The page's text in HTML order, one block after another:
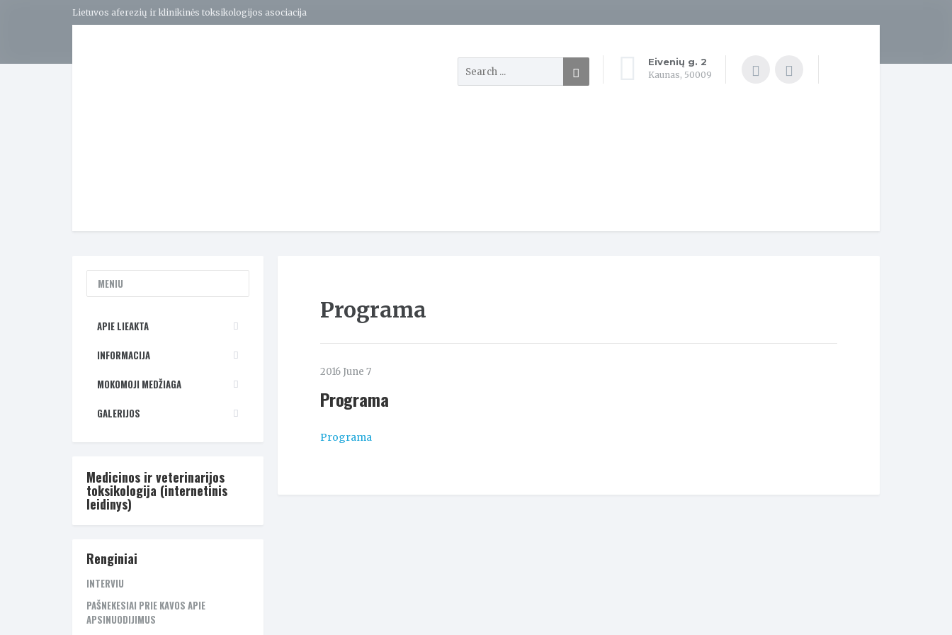
Lietuvos aferezių ir klinikinės toksikologijos asociacija
Eivenių g. 2
Kaunas, 50009
Programa
2016 June 7
Programa
Programa
MENIU
APIE LIEAKTA
INFORMACIJA
MOKOMOJI MEDŽIAGA
GALERIJOS
Medicinos ir veterinarijos
toksikologija (internetinis
leidinys)
Renginiai
INTERVIU
PAŠNEKESIAI PRIE KAVOS APIE
APSINUODIJIMUS